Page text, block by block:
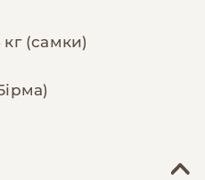
кг (самки)